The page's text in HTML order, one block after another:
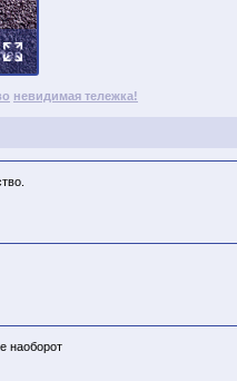
невидимая тележка!
наоборот